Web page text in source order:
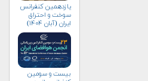
یازدهمین کنفرانس
سوخت و احتراق
ایران (آبان‌ ۱۴۰۴)
بیست و سومین